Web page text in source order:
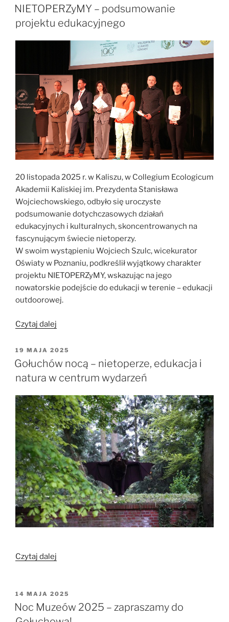
w
konkursie
„IZABELLA
2025””
W
NIETOPERZyMY – podsumowanie
projektu edukacyjnego
20 listopada 2025 r. w Kaliszu, w Collegium Ecologicum
Akademii Kaliskiej im. Prezydenta Stanisława
Wojciechowskiego, odbyło się uroczyste
podsumowanie dotychczasowych działań
edukacyjnych i kulturalnych, skoncentrowanych na
fascynującym świecie nietoperzy.
W swoim wystąpieniu Wojciech Szulc, wicekurator
Oświaty w Poznaniu, podkreślił wyjątkowy charakter
projektu NIETOPERZyMY, wskazując na jego
nowatorskie podejście do edukacji w terenie – edukacji
outdoorowej.
Czytaj dalej
podsumowanie
projektu
edukacyjnego”
OPUBLIKOWANE
W
19 MAJA 2025
Gołuchów nocą – nietoperze, edukacja i
natura w centrum wydarzeń
Czytaj dalej
nietoperze,
edukacja
i
OPUBLIKOWANE
W
14 MAJA 2025
Noc Muzeów 2025 – zapraszamy do